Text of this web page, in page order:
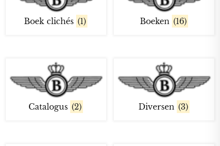
Boek clichés (1) Boeken (16)
Catalogus (2) Diversen (3)